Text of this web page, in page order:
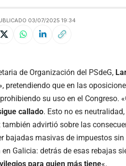
03/07/2025 19:34
de Organización del PSdeG,
pretendiendo que en las
su uso en el Congreso.
callado. Esto no es
también advirtió sobre las
bajadas masivas de impuestos
en Galicia: detrás de esas rebajas
para quien más tiene«.